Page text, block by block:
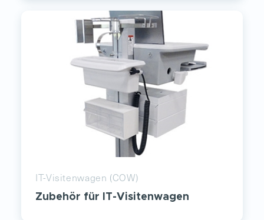
IT-Visitenwagen (COW)
Zubehör für IT-Visitenwagen